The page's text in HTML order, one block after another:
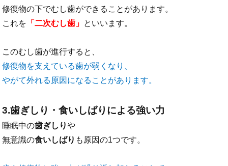
修復物の下でむし歯ができることがあります。
これを 「二次むし歯」 といいます。
このむし歯が進行すると、
修復物を支えている歯が弱くなり、
やがて外れる原因になることがあります。
3.歯ぎしり・食いしばりによる強い力
睡眠中の歯ぎしりや
無意識の食いしばり も原因の1つです。